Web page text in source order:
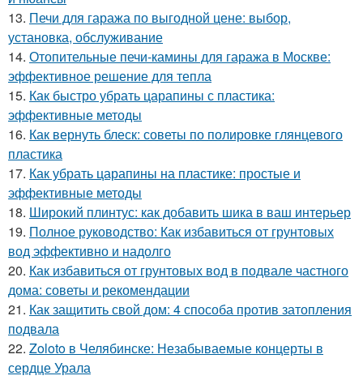
13. Печи для гаража по выгодной цене: выбор,
установка, обслуживание
14. Отопительные печи-камины для гаража в Москве:
эффективное решение для тепла
15. Как быстро убрать царапины с пластика:
эффективные методы
16. Как вернуть блеск: советы по полировке глянцевого
пластика
17. Как убрать царапины на пластике: простые и
эффективные методы
18. Широкий плинтус: как добавить шика в ваш интерьер
19. Полное руководство: Как избавиться от грунтовых
вод эффективно и надолго
20. Как избавиться от грунтовых вод в подвале частного
дома: советы и рекомендации
21. Как защитить свой дом: 4 способа против затопления
подвала
22. Zoloto в Челябинске: Незабываемые концерты в
сердце Урала